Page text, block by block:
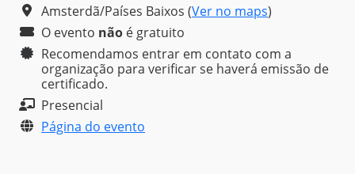
Amsterdã/Países Baixos (Ver no maps)
O evento não é gratuito
Recomendamos entrar em contato com a
organização para verificar se haverá emissão de
certificado.
Presencial
Página do evento